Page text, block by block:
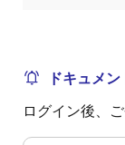
ドキュメ
ログイン後、